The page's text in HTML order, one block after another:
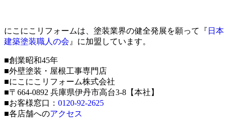
にこにこリフォームは、塗装業界の健全発展を願って『 日本
建築塗装職人の会 』に加盟しています。
■創業昭和45年
■外壁塗装・屋根工事専門店
■にこにこリフォーム株式会社
■〒664-0892 兵庫県伊丹市高台3-8【本社】
■お客様窓口： 0120-92-2625
■各店舗へのアクセス